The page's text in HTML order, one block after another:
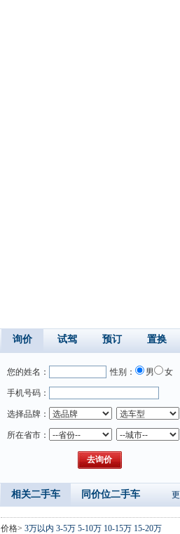
询价 试驾 预订 置换
您的姓名： 性别： 男 女
手机号码：
选择品牌：
所在省市：
相关二手车 同价位二手车
价格> 3万以内 3-5万 5-10万 10-15万 15-20万